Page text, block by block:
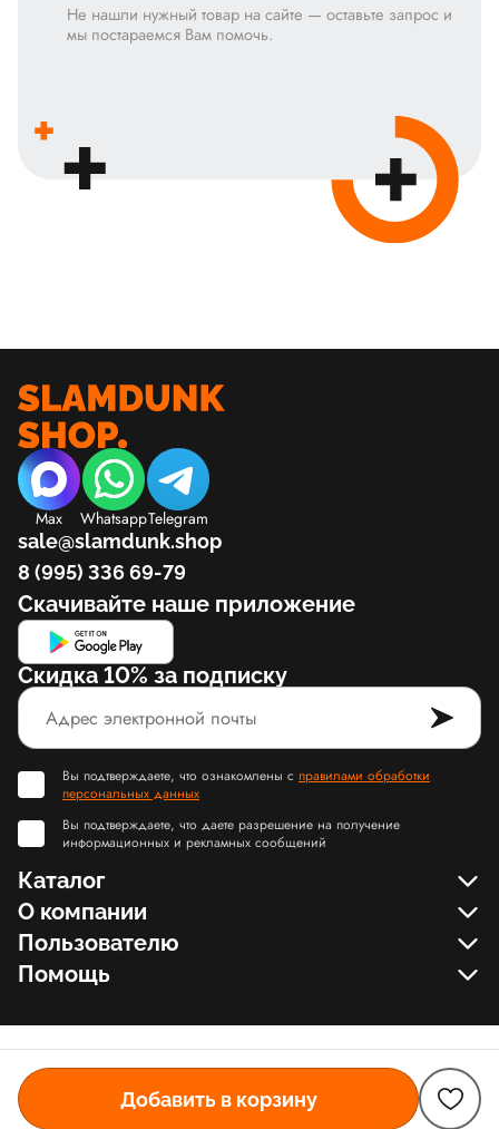
Добавить в корзину
Не нашли нужный товар на сайте — оставьте запрос и
мы постараемся Вам помочь.
Max WhatsappTelegram
sale@slamdunk.shop
8 (995) 336 69-79
Скачивайте наше приложение
Скидка 10% за подписку
Вы подтверждаете, что ознакомлены с правилами обработки
персональных данных
Вы подтверждаете, что даете разрешение на получение
информационных и рекламных сообщений
Каталог
О компании
Пользователю
Помощь
© Slamdunk.Shop, 2017-2026